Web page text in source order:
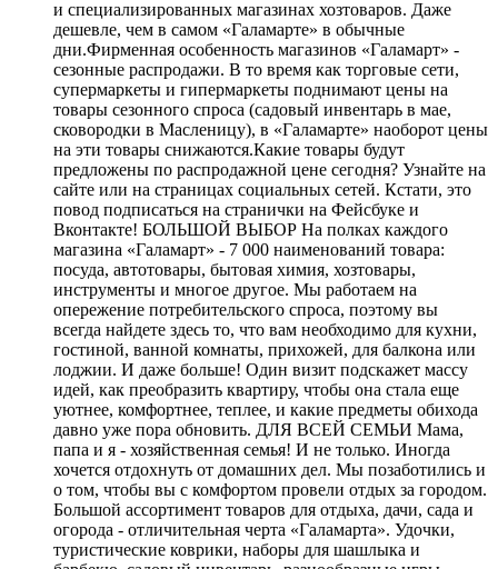
и специализированных магазинах хозтоваров. Даже
дешевле, чем в самом «Галамарте» в обычные
дни.Фирменная особенность магазинов «Галамарт» -
сезонные распродажи. В то время как торговые сети,
супермаркеты и гипермаркеты поднимают цены на
товары сезонного спроса (садовый инвентарь в мае,
сковородки в Масленицу), в «Галамарте» наоборот цены
на эти товары снижаются.Какие товары будут
предложены по распродажной цене сегодня? Узнайте на
сайте или на страницах социальных сетей. Кстати, это
повод подписаться на странички на Фейсбуке и
Вконтакте! БОЛЬШОЙ ВЫБОР На полках каждого
магазина «Галамарт» - 7 000 наименований товара:
посуда, автотовары, бытовая химия, хозтовары,
инструменты и многое другое. Мы работаем на
опережение потребительского спроса, поэтому вы
всегда найдете здесь то, что вам необходимо для кухни,
гостиной, ванной комнаты, прихожей, для балкона или
лоджии. И даже больше! Один визит подскажет массу
идей, как преобразить квартиру, чтобы она стала еще
уютнее, комфортнее, теплее, и какие предметы обихода
давно уже пора обновить. ДЛЯ ВСЕЙ СЕМЬИ Мама,
папа и я - хозяйственная семья! И не только. Иногда
хочется отдохнуть от домашних дел. Мы позаботились и
о том, чтобы вы с комфортом провели отдых за городом.
Большой ассортимент товаров для отдыха, дачи, сада и
огорода - отличительная черта «Галамарта». Удочки,
туристические коврики, наборы для шашлыка и